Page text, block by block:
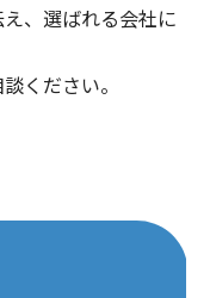
、選ばれる会社に
ください。